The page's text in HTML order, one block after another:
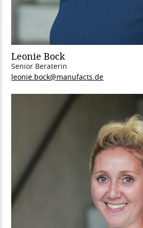
Leonie Bock
Senior Beraterin
leonie.bock@manufacts.de